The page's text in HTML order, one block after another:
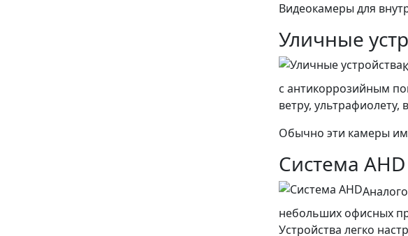
Видеокамеры для
Уличные
с антикоррозийным
ветру,
Обычно эти камеры
Система AHD
небольших офисных
Устройства легко